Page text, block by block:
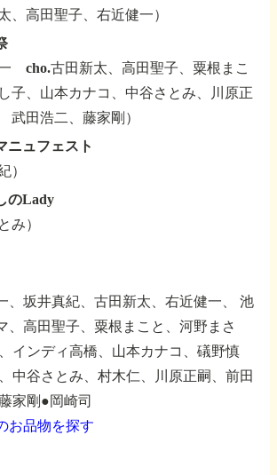
、高田聖子、右近健一）
一 cho.古田新太、高田聖子、粟根まこ
子、山本カナコ、中谷さとみ、川原正
武田浩二、藤家剛）
ニュフェスト
）
のLady
み）
、坂井真紀、古田新太、右近健一、
池
、高田聖子、粟根まこと、河野まさ
インディ高橋、山本カナコ、礒野慎
中谷さとみ、村木仁、川原正嗣、前田
家剛●岡崎司
お品物を探す